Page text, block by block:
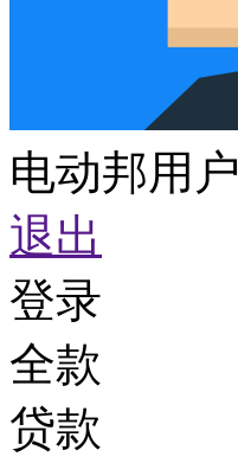
电动邦用户
退出
登录
全款
贷款